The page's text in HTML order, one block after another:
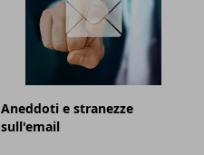
Aneddoti e stranezze
sull'email